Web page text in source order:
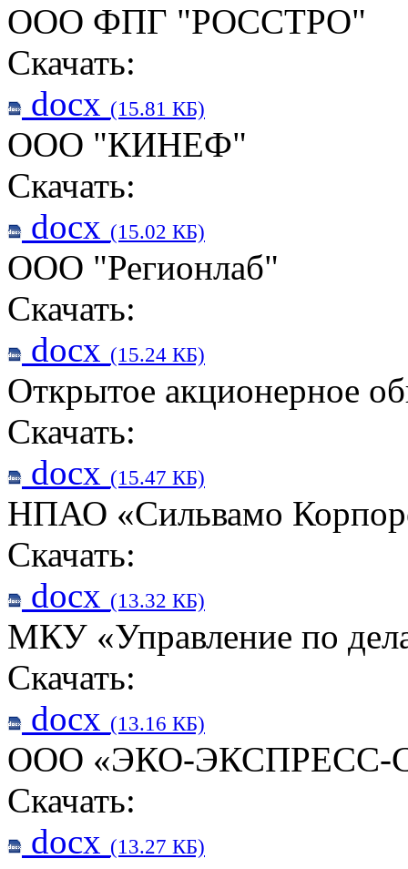
ООО ФПГ "РОССТРО"
Скачать:
docx (15.81 КБ)
ООО "КИНЕФ"
Скачать:
docx (15.02 КБ)
ООО "Регионлаб"
Скачать:
docx (15.24 КБ)
Открытое акционерное
Скачать:
docx (15.47 КБ)
НПАО «Сильвамо
Скачать:
docx (13.32 КБ)
МКУ «Управление по
Скачать:
docx (13.16 КБ)
ООО «ЭКО-ЭКСПРЕСС-
Скачать:
docx (13.27 КБ)